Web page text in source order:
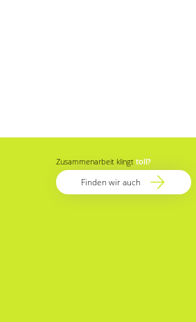
Zusammenarbeit klingt toll?
Finden wir auch